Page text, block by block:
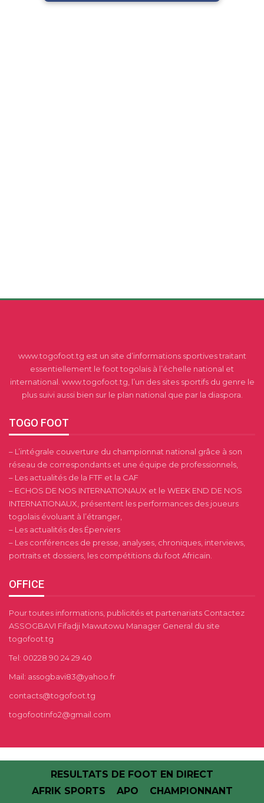
www.togofoot.tg est un site d’informations sportives traitant
essentiellement le foot togolais à l’échelle national et
international. www.togofoot.tg, l’un des sites sportifs du genre le
plus suivi aussi bien sur le plan national que par la diaspora.
TOGO FOOT
– L’intégrale couverture du championnat national grâce à son
réseau de correspondants et une équipe de professionnels,
– Les actualités de la FTF et la CAF
– ECHOS DE NOS INTERNATIONAUX et le WEEK END DE NOS
INTERNATIONAUX, présentent les performances des joueurs
togolais évoluant à l’étranger,
– Les actualités des Éperviers
– Les conférences de presse, analyses, chroniques, interviews,
portraits et dossiers, les compétitions du foot Africain.
OFFICE
Pour toutes informations, publicités et partenariats Contactez
ASSOGBAVI Fifadji Mawutowu Manager General du site
togofoot.tg
Tel: 00228 90 24 29 40
Mail: assogbavi83@yahoo.fr
contacts@togofoot.tg
togofootinfo2@gmail.com
RESULTATS DE FOOT EN DIRECT
AFRIK SPORTS
APO CHAMPIONNANT